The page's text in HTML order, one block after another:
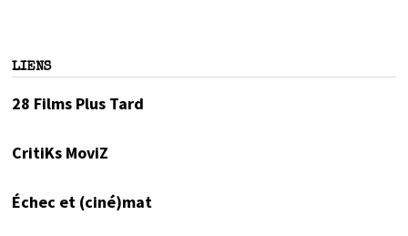
LIENS
28 Films Plus Tard
CritiKs MoviZ
Échec et (ciné)mat